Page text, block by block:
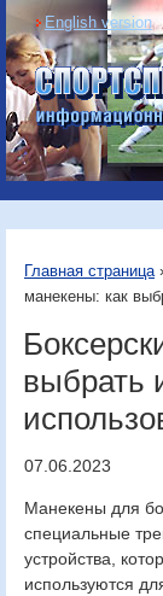
English version
портал
Главная страница
манекены: как
выбрать
07.06.2023
Манекены для
специальные
устройства,
используются